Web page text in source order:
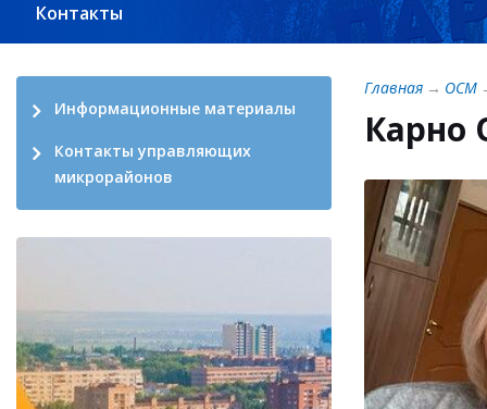
Контакты
Информационные материалы
Контакты управляющих
микрорайонов
Главная → ОСМ
Карно